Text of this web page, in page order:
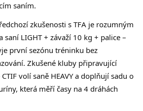
saním.
zkušenosti s TFA je rozumným
LIGHT + závaží 10 kg + palice –
první sezónu tréninku bez
Zkušené kluby připravující
volí saně HEAVY a doplňují sadu o
která měří časy na 4 dráhách